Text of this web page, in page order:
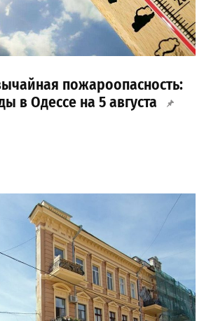
пожароопасность:
в Одессе на 5 августа